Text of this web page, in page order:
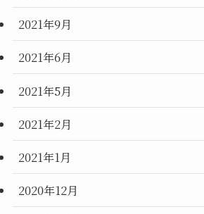
2021年9月
2021年6月
2021年5月
2021年2月
2021年1月
2020年12月